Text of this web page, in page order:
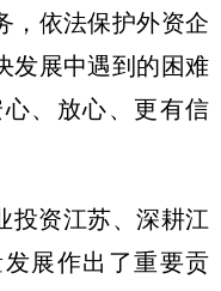
，依法保护外资企
发展中遇到的困难
、放心、更有信
投资江苏、深耕江
展作出了重要贡